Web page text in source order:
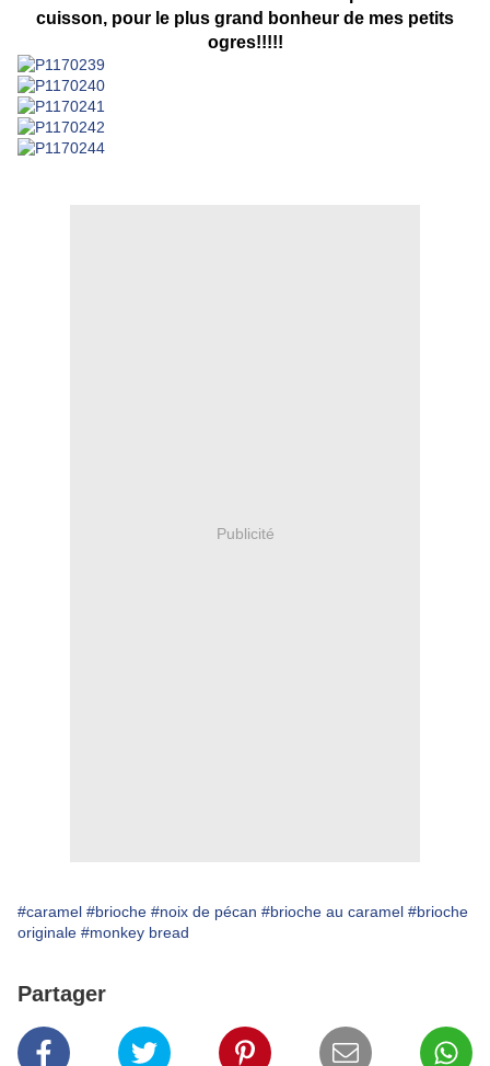
cuisson, pour le plus grand bonheur de mes petits
ogres!!!!!
Publicité
#caramel #brioche #noix de pécan #brioche au caramel #brioche
originale #monkey bread
Partager